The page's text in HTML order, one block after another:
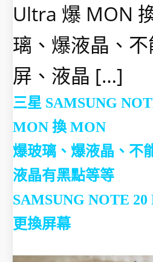
Ultra 爆 MON
璃、爆液晶、
屏、液晶 […]
三星 SAMSUNG
MON 換 MON
爆玻璃、爆液晶、不
液晶有黑點等等
SAMSUNG NOTE
更換屏幕